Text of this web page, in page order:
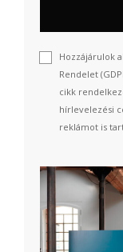
Hozzájárulok
Rendelet
cikk
hírlevelezési
reklámot is